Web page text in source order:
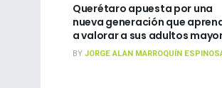
Querétaro apuesta por una
nueva generación que
a valorar a sus adultos
BYJORGE ALAN MARROQUÍN